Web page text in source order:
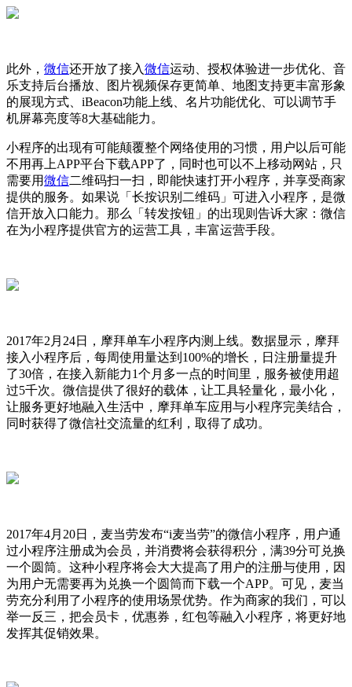
此外， 微信还开放了接入微信运动、授权体验进一步优化、音
乐支持后台播放、图片视频保存更简单、地图支持更丰富形象
的展现方式、iBeacon功能上线、名片功能优化、可以调节手
机屏幕亮度等8大基础能力。
小程序的出现有可能颠覆整个网络使用的习惯，用户以后可能
不用再上APP平台下载APP了，同时也可以不上移动网站，只
需要用微信二维码扫一扫，即能快速打开小程序，并享受商家
提供的服务。如果说「长按识别二维码」可进入小程序，是微
信开放入口能力。那么「转发按钮」的出现则告诉大家：微信
在为小程序提供官方的运营工具，丰富运营手段。
2017年2月24日，摩拜单车小程序内测上线。数据显示，摩拜
接入小程序后，每周使用量达到100%的增长，日注册量提升
了30倍，在接入新能力1个月多一点的时间里，服务被使用超
过5千次。微信提供了很好的载体，让工具轻量化，最小化，
让服务更好地融入生活中，摩拜单车应用与小程序完美结合，
同时获得了微信社交流量的红利，取得了成功。
2017年4月20日，麦当劳发布“i麦当劳”的微信小程序，用户通
过小程序注册成为会员，并消费将会获得积分，满39分可兑换
一个圆筒。这种小程序将会大大提高了用户的注册与使用，因
为用户无需要再为兑换一个圆筒而下载一个APP。可见，麦当
劳充分利用了小程序的使用场景优势。作为商家的我们，可以
举一反三，把会员卡，优惠券，红包等融入小程序，将更好地
发挥其促销效果。